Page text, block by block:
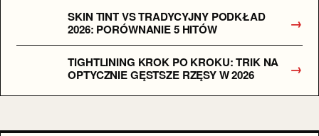
SKIN TINT VS TRADYCYJNY PODKŁAD
2026: PORÓWNANIE 5 HITÓW
→
TIGHTLINING KROK PO KROKU: TRIK NA
OPTYCZNIE GĘSTSZE RZĘSY W 2026
→